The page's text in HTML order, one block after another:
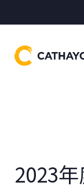
2023